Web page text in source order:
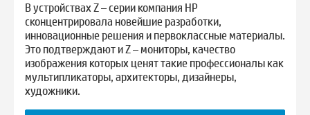
В устройствах Z – серии компания HP
сконцентрировала новейшие разработки,
инновационные решения и первоклассные материалы.
Это подтверждают и Z – мониторы, качество
изображения которых ценят такие профессионалы как
мультипликаторы, архитекторы, дизайнеры,
художники.